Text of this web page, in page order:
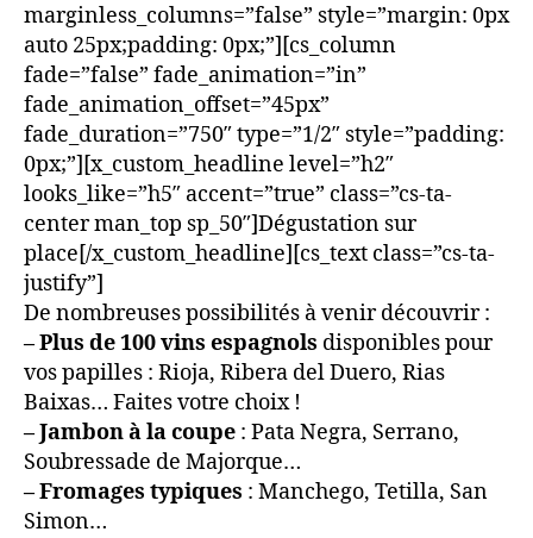
marginless_columns=”false” style=”margin: 0px
auto 25px;padding: 0px;”][cs_column
fade=”false” fade_animation=”in”
fade_animation_offset=”45px”
fade_duration=”750″ type=”1/2″ style=”padding:
0px;”][x_custom_headline level=”h2″
looks_like=”h5″ accent=”true” class=”cs-ta-
center man_top sp_50″]Dégustation sur
place[/x_custom_headline][cs_text class=”cs-ta-
justify”]
De nombreuses possibilités à venir découvrir :
– Plus de 100 vins espagnols disponibles pour
vos papilles : Rioja, Ribera del Duero, Rias
Baixas… Faites votre choix !
– Jambon à la coupe : Pata Negra, Serrano,
Soubressade de Majorque…
– Fromages typiques : Manchego, Tetilla, San
Simon…